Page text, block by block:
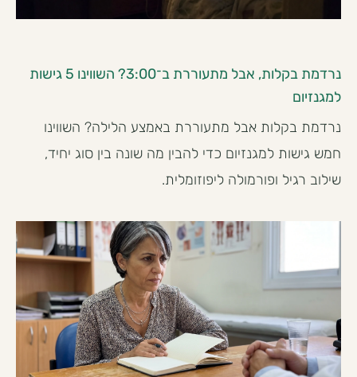
נרדמת בקלות, אבל מתעוררת ב־3:00? השווינו 5 גישות
למגנזיום
נרדמת בקלות אבל מתעוררת באמצע הלילה? השווינו
חמש גישות למגנזיום כדי להבין מה שונה בין סוג יחיד,
שילוב רגיל ופורמולה ליפוזומלית.